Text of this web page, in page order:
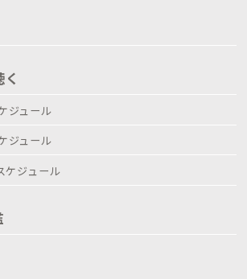
ジュール
ジュール
ケジュール